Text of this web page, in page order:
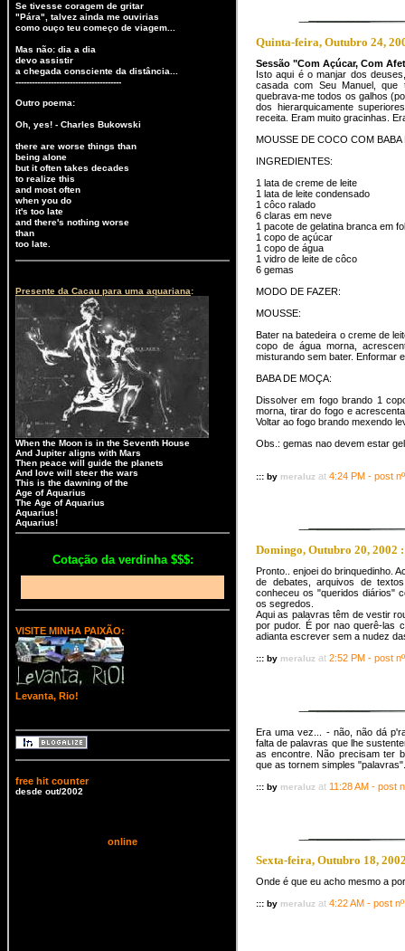
Se tivesse coragem de gritar
"Pára", talvez ainda me ouvirias
como ouço teu começo de viagem...
Mas não: dia a dia
devo assistir
a chegada consciente da distância...
---------------------------------------
Outro poema:
Oh, yes! - Charles Bukowski
there are worse things than
being alone
but it often takes decades
to realize this
and most often
when you do
it's too late
and there's nothing worse
than
too late.
Presente da Cacau para uma aquariana:
When the Moon is in the Seventh House
And Jupiter aligns with Mars
Then peace will guide the planets
And love will steer the wars
This is the dawning of the
Age of Aquarius
The Age of Aquarius
Aquarius!
Aquarius!
Cotação da verdinha $$$:
VISITE MINHA PAIXÃO:
Levanta, Rio!
free hit counter
desde out/2002
online
Quinta-feira, Outubro 24,
Sessão "Com Açúcar, Com
Isto aqui é o manjar dos
casada com Seu Manuel, que
quebrava-me todos os galhos
dos hierarquicamente
receita. Eram muito gracinhas.
MOUSSE DE COCO COM BABA
INGREDIENTES:
1 lata de creme de leite
1 lata de leite condensado
1 côco ralado
6 claras em neve
1 pacote de gelatina branca em
1 copo de açúcar
1 copo de água
1 vidro de leite de côco
6 gemas
MODO DE FAZER:
MOUSSE:
Bater na batedeira o creme de
copo de água morna,
misturando sem bater. Enformar
BABA DE MOÇA:
Dissolver em fogo brando 1
morna, tirar do fogo e
Voltar ao fogo brando mexendo
Obs.: gemas nao devem estar
::: by meraluz at 4:24 PM - post nº
Domingo, Outubro 20, 2002
Pronto.. enjoei do brinquedinho.
de debates, arquivos de
conheceu os "queridos diários"
os segredos.
Aqui as palavras têm de vestir
por pudor. É por nao querê-las
adianta escrever sem a nudez
::: by meraluz at 2:52 PM - post nº
Era uma vez... - não, não dá
falta de palavras que lhe
as encontre. Não precisam ter
que as tornem simples "palavras".
::: by meraluz at 11:28 AM - post
Sexta-feira, Outubro 18,
Onde é que eu acho mesmo a
::: by meraluz at 4:22 AM - post nº